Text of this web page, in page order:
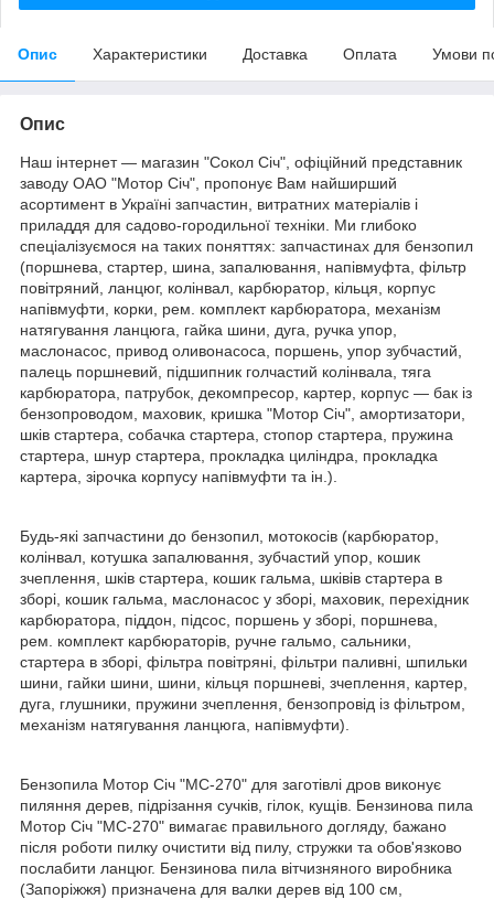
Опис Характеристики Доставка Оплата Умови
Опис
Наш інтернет — магазин "Сокол Січ", офіційний представник
заводу ОАО "Мотор Січ", пропонує Вам найширший
асортимент в Україні запчастин, витратних матеріалів і
приладдя для садово-городильної техніки. Ми глибоко
спеціалізуємося на таких поняттях: запчастинах для бензопил
(поршнева, стартер, шина, запалювання, напівмуфта, фільтр
повітряний, ланцюг, колінвал, карбюратор, кільця, корпус
напівмуфти, корки, рем. комплект карбюратора, механізм
натягування ланцюга, гайка шини, дуга, ручка упор,
маслонасос, привод оливонасоса, поршень, упор зубчастий,
палець поршневий, підшипник голчастий колінвала, тяга
карбюратора, патрубок, декомпресор, картер, корпус — бак із
бензопроводом, маховик, кришка "Мотор Січ", амортизатори,
шків стартера, собачка стартера, стопор стартера, пружина
стартера, шнур стартера, прокладка циліндра, прокладка
картера, зірочка корпусу напівмуфти та ін.).
Будь-які запчастини до бензопил, мотокосів (карбюратор,
колінвал, котушка запалювання, зубчастий упор, кошик
зчеплення, шків стартера, кошик гальма, шківів стартера в
зборі, кошик гальма, маслонасос у зборі, маховик, перехідник
карбюратора, піддон, підсос, поршень у зборі, поршнева,
рем. комплект карбюраторів, ручне гальмо, сальники,
стартера в зборі, фільтра повітряні, фільтри паливні, шпильки
шини, гайки шини, шини, кільця поршневі, зчеплення, картер,
дуга, глушники, пружини зчеплення, бензопровід із фільтром,
механізм натягування ланцюга, напівмуфти).
Бензопила Мотор Січ "МС-270" для заготівлі дров виконує
пиляння дерев, підрізання сучків, гілок, кущів. Бензинова пила
Мотор Січ "МС-270" вимагає правильного догляду, бажано
після роботи пилку очистити від пилу, стружки та обов'язково
послабити ланцюг. Бензинова пила вітчизняного виробника
(Запоріжжя) призначена для валки дерев від 100 см,